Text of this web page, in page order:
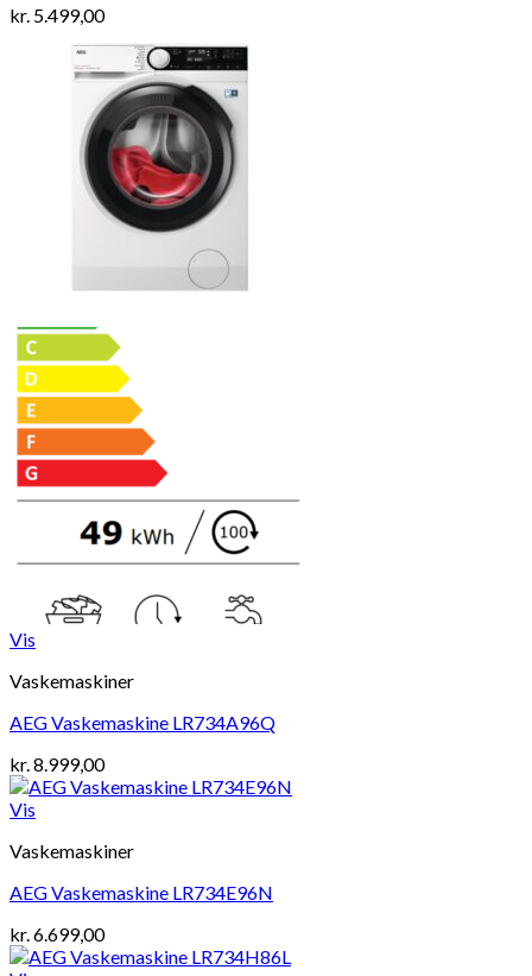
kr. 5.499,00
Vis
Vaskemaskiner
AEG Vaskemaskine LR734A96Q
kr.8.999,00
Vis
Vaskemaskiner
AEG Vaskemaskine LR734E96N
kr.6.699,00